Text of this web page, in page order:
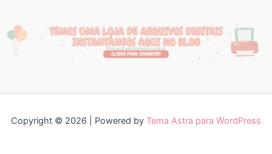
Copyright © 2026 | Powered by Tema Astra para WordPress